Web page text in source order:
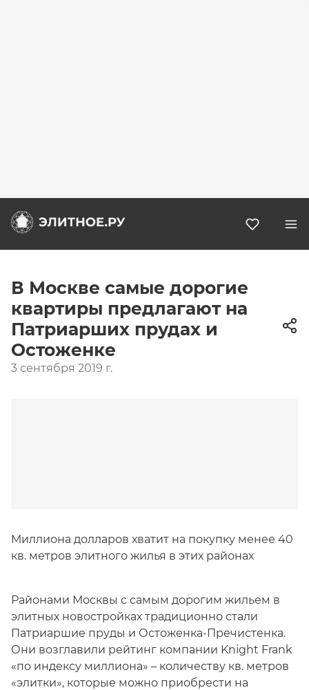
В Москве самые дорогие
квартиры предлагают на
Патриарших прудах и
Остоженке
3 сентября 2019 г.
Миллиона долларов хватит на покупку менее 40
кв. метров элитного жилья в этих районах
Районами Москвы с самым дорогим жильем в
элитных новостройках традиционно стали
Патриаршие пруды и Остоженка-Пречистенка.
Они возглавили рейтинг компании Knight Frank
«по индексу миллиона» – количеству кв. метров
«элитки», которые можно приобрести на